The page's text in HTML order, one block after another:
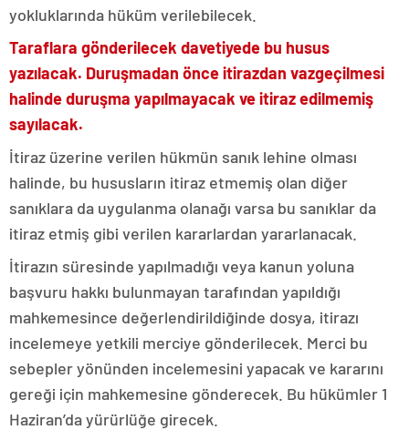
yokluklarında hüküm verilebilecek.
Taraflara gönderilecek davetiyede bu husus
yazılacak. Duruşmadan önce itirazdan vazgeçilmesi
halinde duruşma yapılmayacak ve itiraz edilmemiş
sayılacak.
İtiraz üzerine verilen hükmün sanık lehine olması
halinde, bu hususların itiraz etmemiş olan diğer
sanıklara da uygulanma olanağı varsa bu sanıklar da
itiraz etmiş gibi verilen kararlardan yararlanacak.
İtirazın süresinde yapılmadığı veya kanun yoluna
başvuru hakkı bulunmayan tarafından yapıldığı
mahkemesince değerlendirildiğinde dosya, itirazı
incelemeye yetkili merciye gönderilecek. Merci bu
sebepler yönünden incelemesini yapacak ve kararını
gereği için mahkemesine gönderecek. Bu hükümler 1
Haziran’da yürürlüğe girecek.